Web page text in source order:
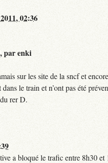
02:36
,parenki
sur les site de la sncf et
le train et n’ont pas été
rer D.
a bloqué le trafic entre 8h30